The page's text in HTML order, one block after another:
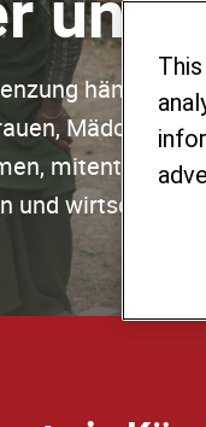
hängen
Mädchen
und